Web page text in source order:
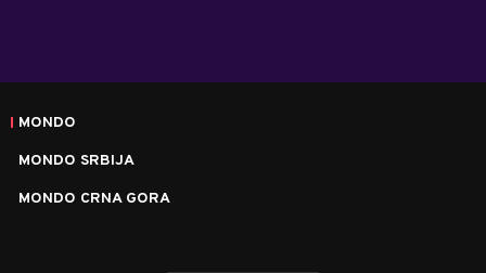
MONDO
MONDO SRBIJA
MONDO CRNA GORA